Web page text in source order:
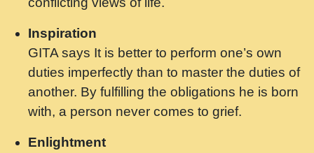
Saawariya.mp3
मर गनय न अपरध लडडल शर रध.... Shri
ravinandan shastri ji maharaj.mp3
मेरे मन हरी का ध्यान लगा - भजन भाव - 2018 -
Rishikesh - Swami Gyananand Ji
Maharaj.mp3
Inspiration
GITA says It is better to perform one’s own
duties imperfectly than to master the duties of
another. By fulfilling the obligations he is born
with, a person never comes to grief.
Enlightment